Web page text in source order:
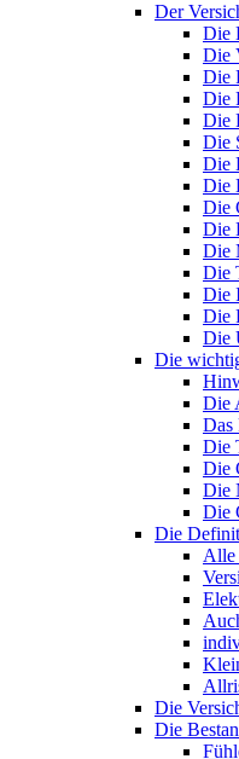
Der
Die
Die
Die
Die
Die
Die
Die
Die
Die
Die
Die
Die
Die
Die
Die
Die
Die
Das
Die
Die
Die
Die
Die
Alle
Die
Die